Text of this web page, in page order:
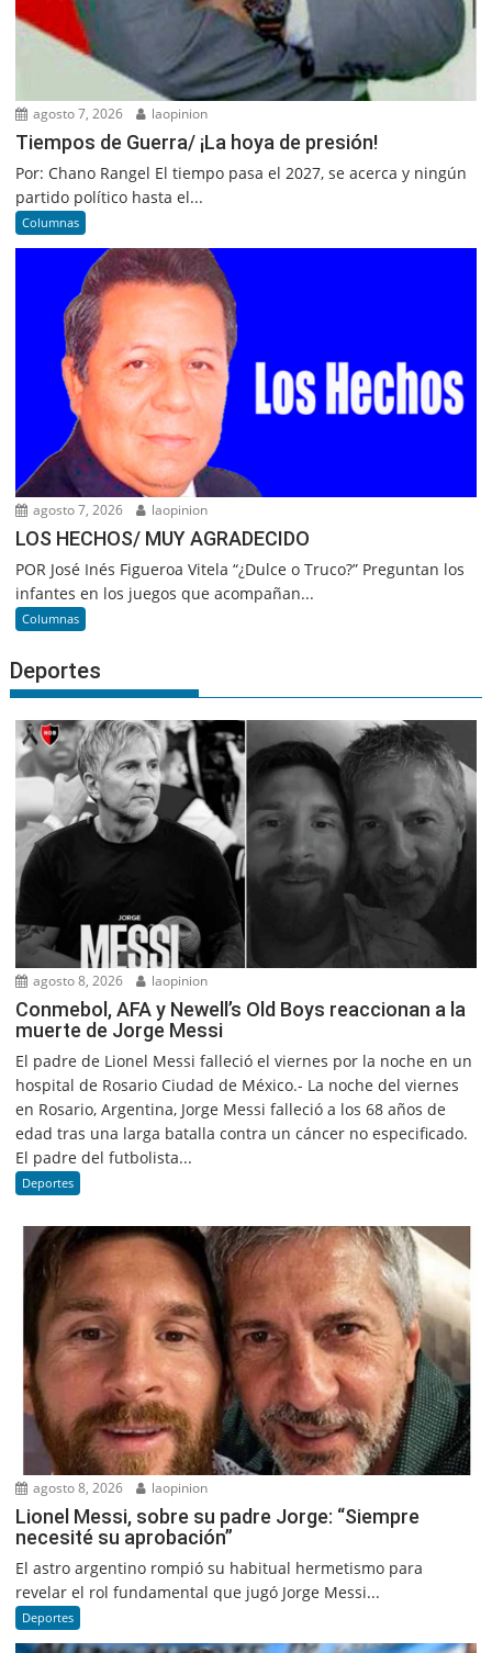
agosto 7, 2026 laopinion
Tiempos de Guerra/ ¡La hoya de presión!
Por: Chano Rangel El tiempo pasa el 2027, se acerca y ningún
partido político hasta el...
Columnas
agosto 7, 2026 laopinion
LOS HECHOS/ MUY AGRADECIDO
POR José Inés Figueroa Vitela “¿Dulce o Truco?” Preguntan los
infantes en los juegos que acompañan...
Columnas
Deportes
agosto 8, 2026 laopinion
Conmebol, AFA y Newell’s Old Boys reaccionan a la
muerte de Jorge Messi
El padre de Lionel Messi falleció el viernes por la noche en un
hospital de Rosario Ciudad de México.- La noche del viernes
en Rosario, Argentina, Jorge Messi falleció a los 68 años de
edad tras una larga batalla contra un cáncer no especificado.
El padre del futbolista...
Deportes
agosto 8, 2026 laopinion
Lionel Messi, sobre su padre Jorge: “Siempre
necesité su aprobación”
El astro argentino rompió su habitual hermetismo para
revelar el rol fundamental que jugó Jorge Messi...
Deportes